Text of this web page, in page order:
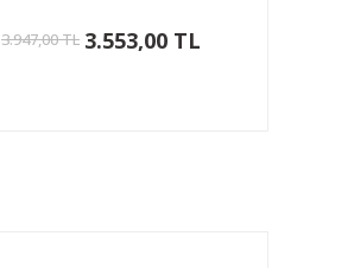
3.947,00 TL 3.553,00 TL